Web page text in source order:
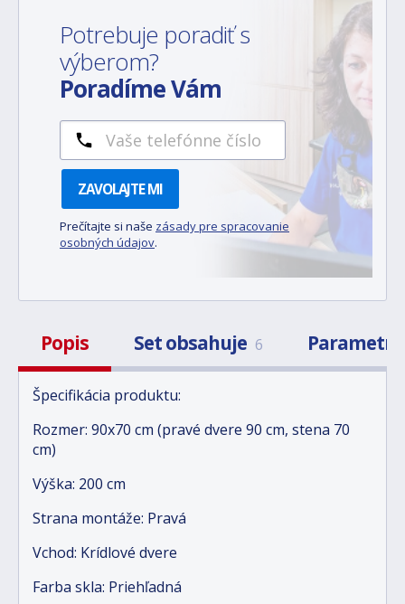
Potrebuje poradiť s
výberom?
Poradíme Vám
ZAVOLAJTE MI
Prečítajte si naše zásady pre spracovanie
osobných údajov.
Popis Set obsahuje 6 Parametre
Špecifikácia produktu:
Rozmer: 90x70 cm (pravé dvere 90 cm, stena 70
cm)
Výška: 200 cm
Strana montáže: Pravá
Vchod: Krídlové dvere
Farba skla: Priehľadná